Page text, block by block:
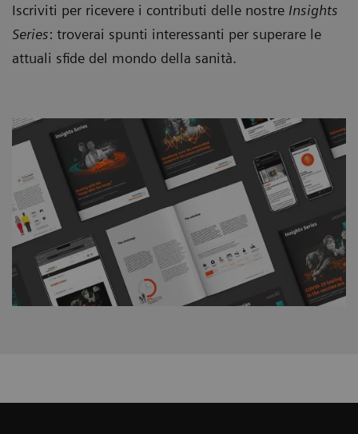
Iscriviti per ricevere i contributi delle nostre Insights
Series: troverai spunti interessanti per superare le
attuali sfide del mondo della sanità.